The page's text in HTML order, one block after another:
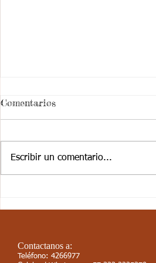
Aspectos
curriculares_Deporte_3
periodo_grado 4
disciplina cuando participa en
actividades físicas, deportivas,
Comentarios
Escribir un comentario...
Contactanos a:
Teléfono: 4266977